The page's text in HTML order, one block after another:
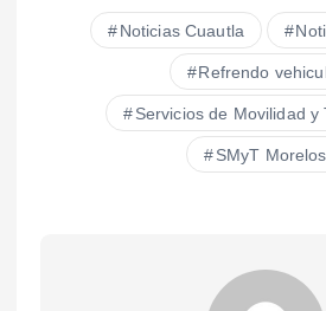
Noticias Cuautla
Refrendo
Servicios de Movilidad y
SMyT Morelos